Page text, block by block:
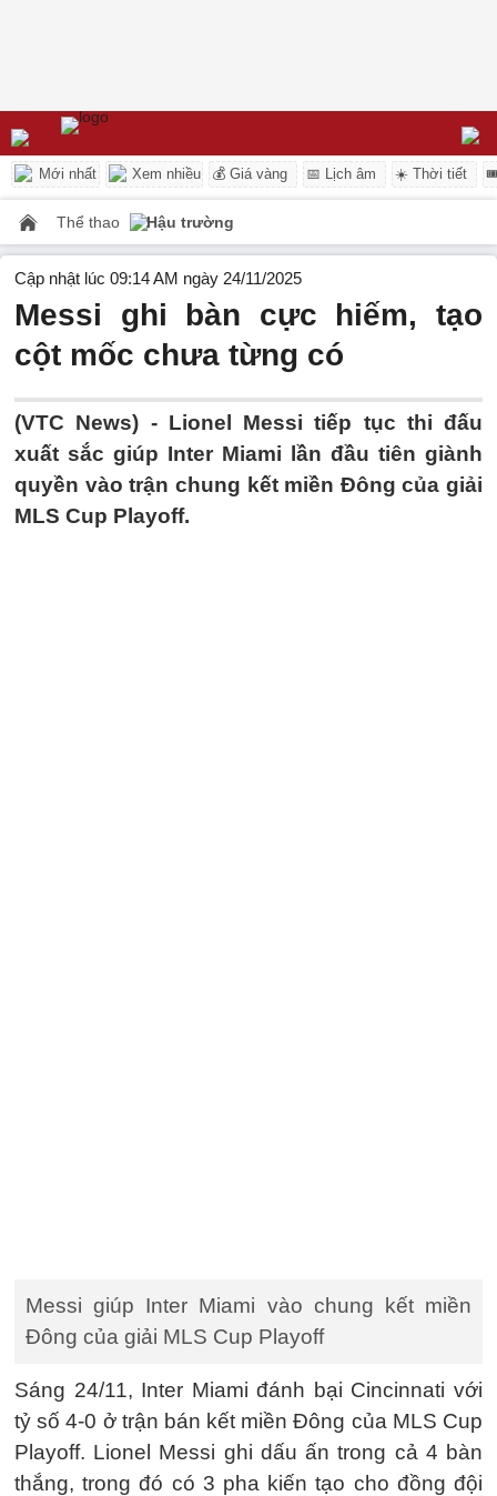
Mới nhất Xem nhiều 💰 Giá vàng 📅 Lịch âm ☀️ Thời tiết
Thể thao Hậu trường
Cập nhật lúc 09:14 AM ngày 24/11/2025
Messi ghi bàn cực hiếm, tạo
cột mốc chưa từng có
(VTC News) - Lionel Messi tiếp tục thi đấu
xuất sắc giúp Inter Miami lần đầu tiên giành
quyền vào trận chung kết miền Đông của giải
MLS Cup Playoff.
Messi giúp Inter Miami vào chung kết miền
Đông của giải MLS Cup Playoff
Sáng 24/11, Inter Miami đánh bại Cincinnati với
tỷ số 4-0 ở trận bán kết miền Đông của MLS Cup
Playoff. Lionel Messi ghi dấu ấn trong cả 4 bàn
thắng, trong đó có 3 pha kiến tạo cho đồng đội